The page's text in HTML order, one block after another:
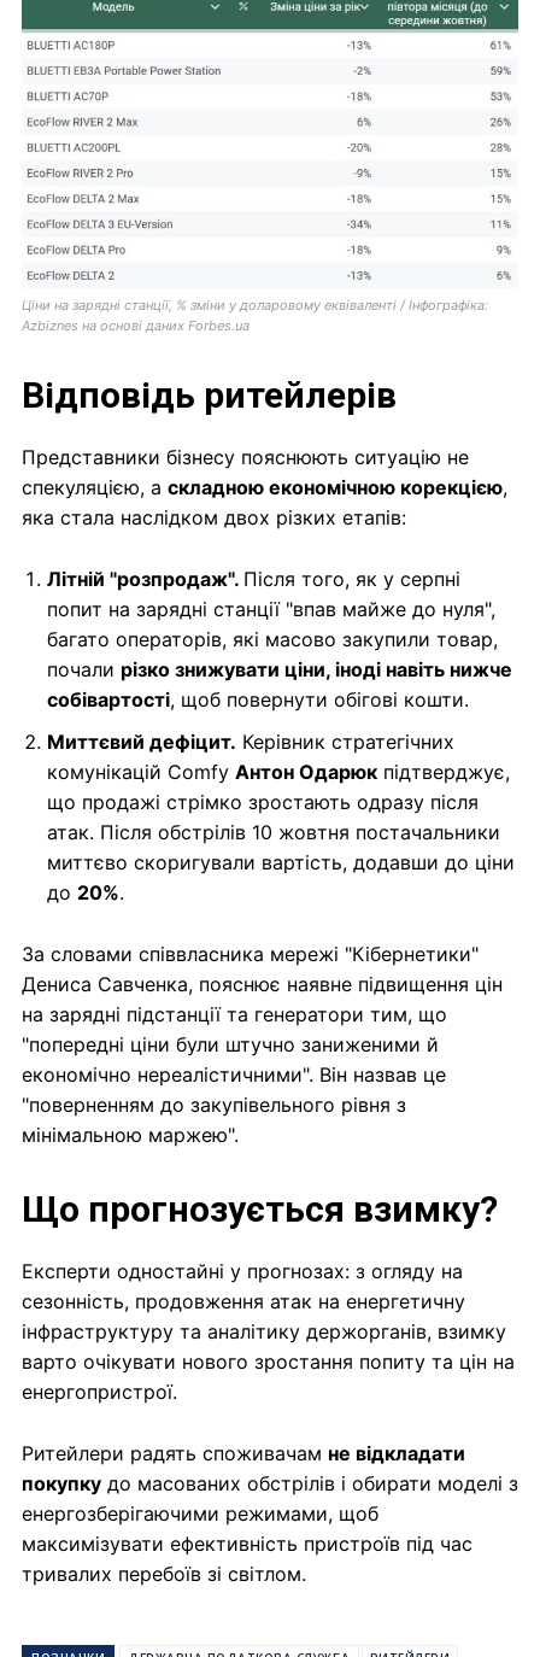
Ціни на зарядні станції, % зміни у доларовому еквіваленті / Інфографіка:
Аzbiznes на основі даних Forbes.ua
Відповідь ритейлерів
Представники бізнесу пояснюють ситуацію не
спекуляцією, а складною економічною корекцією,
яка стала наслідком двох різких етапів:
Літній "розпродаж". Після того, як у серпні
попит на зарядні станції "впав майже до нуля",
багато операторів, які масово закупили товар,
почали різко знижувати ціни, іноді навіть нижче
собівартості, щоб повернути обігові кошти.
Миттєвий дефіцит. Керівник стратегічних
комунікацій Comfy Антон Одарюк підтверджує,
що продажі стрімко зростають одразу після
атак. Після обстрілів 10 жовтня постачальники
миттєво скоригували вартість, додавши до ціни
до 20%.
За словами співвласника мережі "Кібернетики"
Дениса Савченка, пояснює наявне підвищення цін
на зарядні підстанції та генератори тим, що
"попередні ціни були штучно заниженими й
економічно нереалістичними". Він назвав це
"поверненням до закупівельного рівня з
мінімальною маржею".
Що прогнозується взимку?
Експерти одностайні у прогнозах: з огляду на
сезонність, продовження атак на енергетичну
інфраструктуру та аналітику держорганів, взимку
варто очікувати нового зростання попиту та цін на
енергопристрої.
Ритейлери радять споживачам не відкладати
покупку до масованих обстрілів і обирати моделі з
енергозберігаючими режимами, щоб
максимізувати ефективність пристроїв під час
тривалих перебоїв зі світлом.